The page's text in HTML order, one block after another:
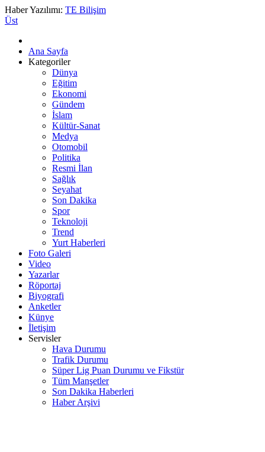
Haber Yazılımı: TE Bilişim
Üst
Ana Sayfa
Kategoriler
Dünya
Eğitim
Ekonomi
Gündem
İslam
Kültür-Sanat
Medya
Otomobil
Politika
Resmi İlan
Sağlık
Seyahat
Son Dakika
Spor
Teknoloji
Trend
Yurt Haberleri
Foto Galeri
Video
Yazarlar
Röportaj
Biyografi
Anketler
Künye
İletişim
Servisler
Hava Durumu
Trafik Durumu
Süper Lig Puan Durumu ve Fikstür
Tüm Manşetler
Son Dakika Haberleri
Haber Arşivi